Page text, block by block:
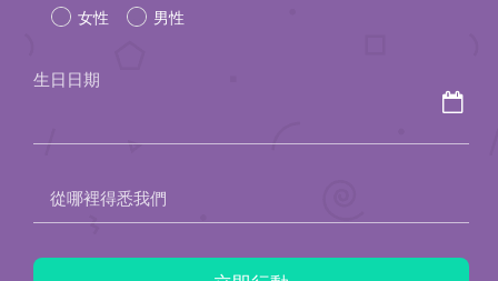
this 女性 男性
生日日期
從哪裡得悉我們